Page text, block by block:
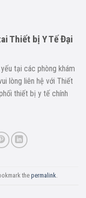
Thiết bị Y Tế Đại
tại các phòng khám
lòng liên hệ với Thiết
thiết bị y tế chính
the permalink